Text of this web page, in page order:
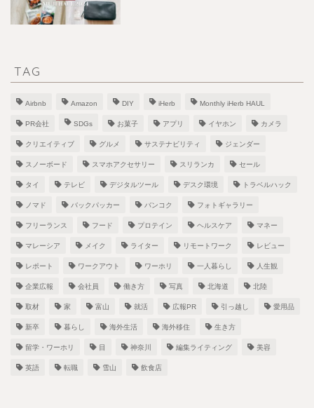
TAG
Airbnb Amazon DIY iHerb Monthly iHerb HAUL
PR会社 SDGs お菓子 アプリ イヤホン カメラ
クリエイティブ グルメ サステナビリティ ジェンダー
スノーボード スマホアクセサリー スリランカ セール
タイ テレビ デジタルツール デスク環境 トラベルハック
ノマド バックパッカー バンコク フォトギャラリー
フリーランス フード プロテイン ヘルスケア マネー
マレーシア メイク ライター リモートワーク レビュー
レポート ワークアウト ワーホリ 一人暮らし 人生観
企業広報 会社員 働き方 写真 北海道 北陸
取材 家 富山 就活 広報PR 引っ越し 愛用品
新卒 暮らし 海外生活 海外移住 生き方
留学・ワーホリ 目 神奈川 編集ライティング 美容
英語 転職 雪山 飲食店